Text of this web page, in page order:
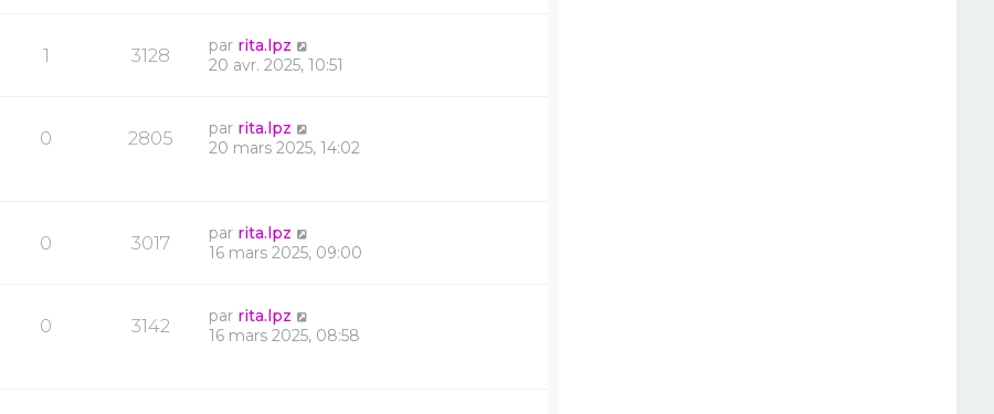
1 3128 par rita.lpz
20 avr. 2025, 10:51
0 2805 par rita.lpz
20 mars 2025, 14:02
0 3017 par rita.lpz
16 mars 2025, 09:00
0 3142 par rita.lpz
16 mars 2025, 08:58